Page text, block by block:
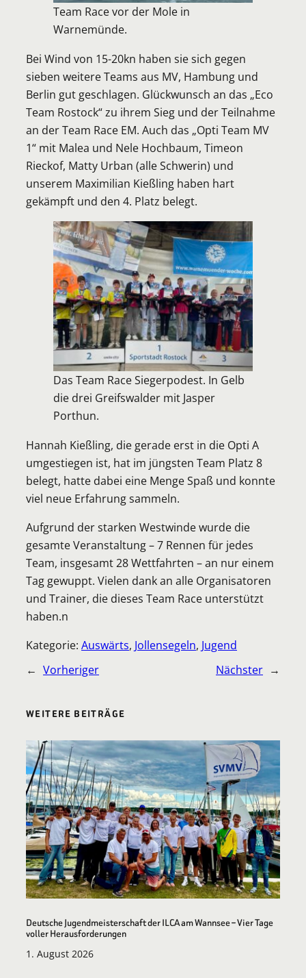
Team Race vor der Mole in
Warnemünde.
Bei Wind von 15-20kn haben sie sich gegen
sieben weitere Teams aus MV, Hambung und
Berlin gut geschlagen. Glückwunsch an das „Eco
Team Rostock“ zu ihrem Sieg und der Teilnahme
an der Team Race EM. Auch das „Opti Team MV
1“ mit Malea und Nele Hochbaum, Timeon
Rieckof, Matty Urban (alle Schwerin) und
unserem Maximilian Kießling haben hart
gekämpft und den 4. Platz belegt.
Das Team Race Siegerpodest. In Gelb
die drei Greifswalder mit Jasper
Porthun.
Hannah Kießling, die gerade erst in die Opti A
umgestiegen ist, hat im jüngsten Team Platz 8
belegt, hatte dabei eine Menge Spaß und konnte
viel neue Erfahrung sammeln.
Aufgrund der starken Westwinde wurde die
gesamte Veranstaltung – 7 Rennen für jedes
Team, insgesamt 28 Wettfahrten – an nur einem
Tag gewuppt. Vielen dank an alle Organisatoren
und Trainer, die dieses Team Race unterstützt
haben.n
Kategorie: Auswärts, Jollensegeln, Jugend
← Vorheriger Nächster →
WEITERE BEITRÄGE
Deutsche Jugendmeisterschaft der ILCA am Wannsee – Vier Tage
voller Herausforderungen
1. August 2026